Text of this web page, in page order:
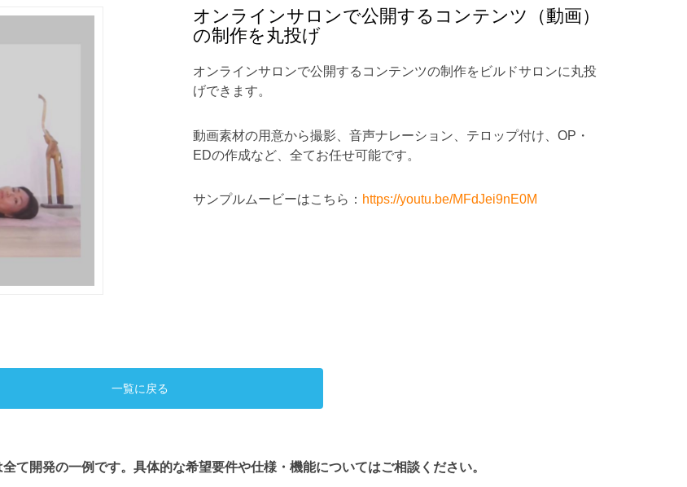
オンラインサロンで公開するコンテンツ（動画）
の制作を丸投げ
オンラインサロンで公開するコンテンツの制作をビルドサロンに丸投
げできます。
動画素材の用意から撮影、音声ナレーション、テロップ付け、OP・
EDの作成など、全てお任せ可能です。
サンプルムービーはこちら： https://youtu.be/MFdJei9nE0M
一覧に戻る
て開発の一例です。具体的な希望要件や仕様・機能についてはご相談ください。